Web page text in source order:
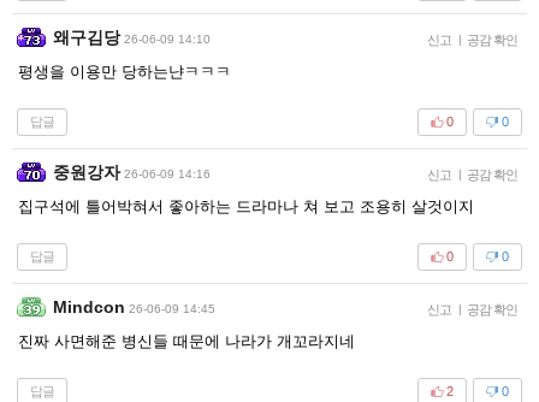
왜구김당 26-06-09 14:10 신고 | 공감 확인
평생을 이용만 당하는냔ㅋㅋㅋ
답글 0
0
중원강자 26-06-09 14:16 신고 | 공감 확인
집구석에 틀어박혀서 좋아하는 드라마나 쳐 보고 조용히 살것이지
답글 0
0
Mindcon 26-06-09 14:45 신고 | 공감 확인
진짜 사면해준 병신들 때문에 나라가 개꼬라지네
답글 0
2